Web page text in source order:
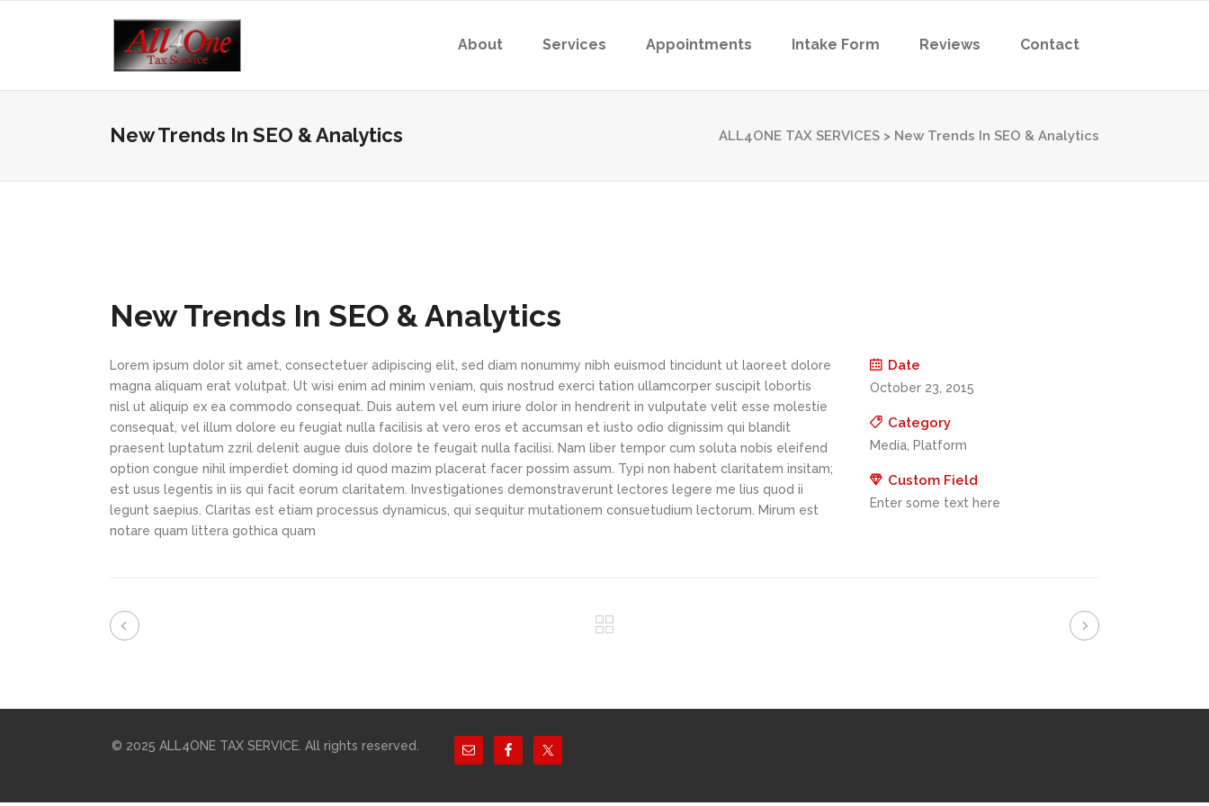
About Services Appointments Intake Form Reviews Contact
New Trends In SEO & Analytics ALL4ONE TAX SERVICES > New Trends In SEO & Analytics
New Trends In SEO & Analytics
Lorem ipsum dolor sit amet, consectetuer adipiscing elit, sed diam nonummy nibh euismod tincidunt ut laoreet dolore
magna aliquam erat volutpat. Ut wisi enim ad minim veniam, quis nostrud exerci tation ullamcorper suscipit lobortis
nisl ut aliquip ex ea commodo consequat. Duis autem vel eum iriure dolor in hendrerit in vulputate velit esse molestie
consequat, vel illum dolore eu feugiat nulla facilisis at vero eros et accumsan et iusto odio dignissim qui blandit
praesent luptatum zzril delenit augue duis dolore te feugait nulla facilisi. Nam liber tempor cum soluta nobis eleifend
option congue nihil imperdiet doming id quod mazim placerat facer possim assum. Typi non habent claritatem insitam;
est usus legentis in iis qui facit eorum claritatem. Investigationes demonstraverunt lectores legere me lius quod ii
legunt saepius. Claritas est etiam processus dynamicus, qui sequitur mutationem consuetudium lectorum. Mirum est
notare quam littera gothica quam
Date
October 23, 2015
Category
Media, Platform
Custom Field
Enter some text here
© 2025 ALL4ONE TAX SERVICE. All rights reserved.